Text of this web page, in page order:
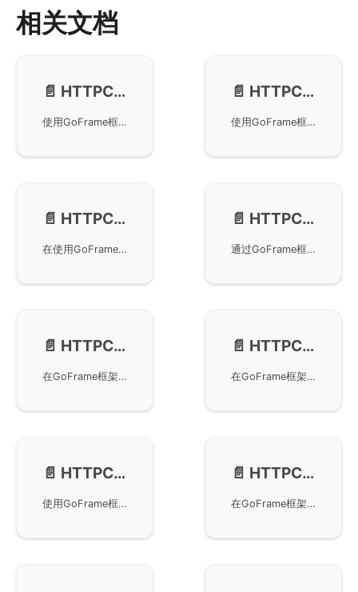
相关文档
📄️ HTTPClient-基本使用
使用GoFrame框架通过基本的HTTP客户端操作来发送GET、POST、DELETE请求，并处理返回值。本文还讨论了如何使用POST方法发送JSON数据、使用多参数、map类型参数进行请求。同时，提供了*Bytes、*Content和*Var方法的简要介绍，以帮助开发者更便捷地处理HTTP请求和响应内容。
📄️ HTTPClient-文件上传
使用GoFrame框架进行HTTP客户端文件上传，实现了方便的文件上传功能，并提供了三个主要的接口以支持单个和多个文件的上传。详细讲解了服务端及客户端的实现代码，并提供了自定义文件名称和规范路由接收上传文件的方法，适用于需要集成文件上传功能的开发场景。
📄️ HTTPClient-自定义Cookie
在使用GoFrame框架的HTTP客户端中自定义发送给服务端的Cookie内容，主要通过SetCookie和SetCookieMap方法实现。通过简单的服务端和客户端示例展示了如何设置与接收自定义的Cookie参数，实现HTTP客户端的个性化请求。
📄️ HTTPClient-自定义Header
通过GoFrame框架的HTTPClient功能，用户可以自定义HTTP请求的Header信息。本文介绍了如何利用SetHeader、SetHeaderMap和SetHeaderRaw等方法设置和发送Header，从而实现自定义链路跟踪信息，如Span-Id和Trace-Id。通过简单的代码示例，展示了客户端如何与服务端交互并返回结果。
📄️ HTTPClient-自定义ContentType
在GoFrame框架中使用HTTPClient自定义请求的ContentType。通过不同的操作方法如ContentJson和ContentXml，可以设置请求的Content-Type分别为application/json和application/xml。同时也提供了自定义ContentType的方法例子，帮助开发者灵活设置请求参数和编码方式，以满足不同的API请求需求。
📄️ HTTPClient-自定义Transport
在GoFrame框架中，通过自定义Transport实现HTTPClient的高级用法。包括使用Unix Socket进行客户端与服务端通信的方法，以及设置客户端连接池大小参数的具体实现。示例提供了大量真实代码片段，帮助开发者更好地理解并应用这些技术。
📄️ HTTPClient-请求信息打印
使用GoFrame框架中的HTTP客户端功能获取和打印HTTP请求的原始输入和输出信息。主要方法包括Raw、RawDump、RawRequest和RawResponse，适用于调试HTTP请求。示例展示了使用GoFrame框架发送POST请求并打印请求和响应的具体方法。
📄️ HTTPClient-代理Proxy设置
在GoFrame框架的HTTP客户端中设置代理服务器地址，支持http和socks5两种形式。通过SetProxy和Proxy方法，用户可以轻松配置代理，实现对外网资源的访问，包括普通调用示例和链式调用示例，帮助用户快速掌握代理功能的使用。